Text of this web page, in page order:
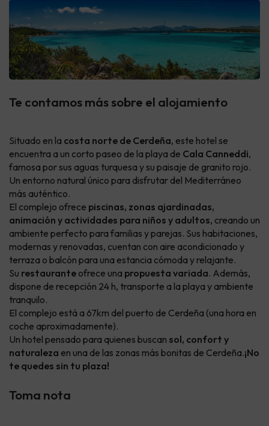
Te contamos más sobre el alojamiento
Situado en la costa norte de Cerdeña, este hotel se
encuentra a un corto paseo de la playa de Cala Canneddi,
famosa por sus aguas turquesa y su paisaje de granito rojo.
Un entorno natural único para disfrutar del Mediterráneo
más auténtico.
El complejo ofrece piscinas, zonas ajardinadas,
animación y actividades para niños y adultos, creando un
ambiente perfecto para familias y parejas. Sus habitaciones,
modernas y renovadas, cuentan con aire acondicionado y
terraza o balcón para una estancia cómoda y relajante.
Su restaurante ofrece una propuesta variada. Además,
dispone de recepción 24 h, transporte a la playa y ambiente
tranquilo.
El complejo está a 67km del puerto de Cerdeña (una hora en
coche aproximadamente).
Un hotel pensado para quienes buscan sol, confort y
naturaleza en una de las zonas más bonitas de Cerdeña.¡No
te quedes sin tu plaza!
Toma nota